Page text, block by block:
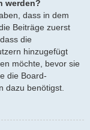
werden?
dass in dem
Beiträge zuerst
die
hinzugefügt
möchte, bevor sie
die Board-
dazu benötigst.